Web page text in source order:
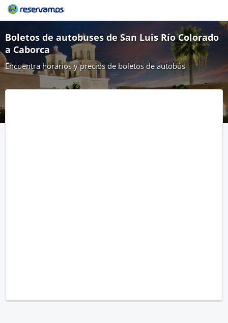
Boletos de autobuses de San Luis Río Colorado
a Caborca
Encuentra horarios y precios de boletos de autobús